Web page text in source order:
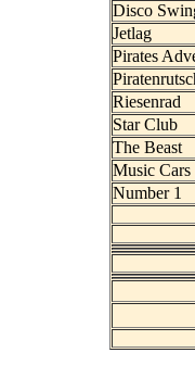
Disco
Jetlag
Pirates
Riesenrad
Star Club
The Beast
Music Cars
Number 1